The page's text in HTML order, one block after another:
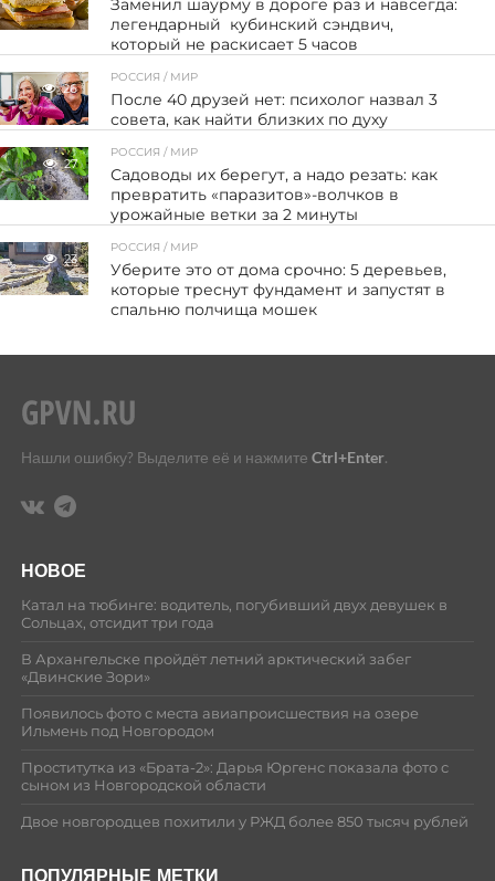
Заменил шаурму в дороге раз и навсегда:
легендарный кубинский сэндвич,
который не раскисает 5 часов
26
РОССИЯ / МИР
После 40 друзей нет: психолог назвал 3
совета, как найти близких по духу
27
РОССИЯ / МИР
Садоводы их берегут, а надо резать: как
превратить «паразитов»-волчков в
урожайные ветки за 2 минуты
23
РОССИЯ / МИР
Уберите это от дома срочно: 5 деревьев,
которые треснут фундамент и запустят в
спальню полчища мошек
Нашли ошибку? Выделите её и нажмите Ctrl+Enter.
НОВОЕ
Катал на тюбинге: водитель, погубивший двух девушек в
Сольцах, отсидит три года
В Архангельске пройдёт летний арктический забег
«Двинские Зори»
Появилось фото с места авиапроисшествия на озере
Ильмень под Новгородом
Проститутка из «Брата-2»: Дарья Юргенс показала фото с
сыном из Новгородской области
Двое новгородцев похитили у РЖД более 850 тысяч рублей
ПОПУЛЯРНЫЕ МЕТКИ